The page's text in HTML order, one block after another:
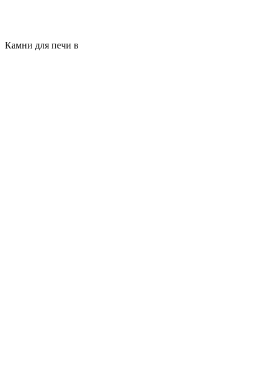
Камни для печи в